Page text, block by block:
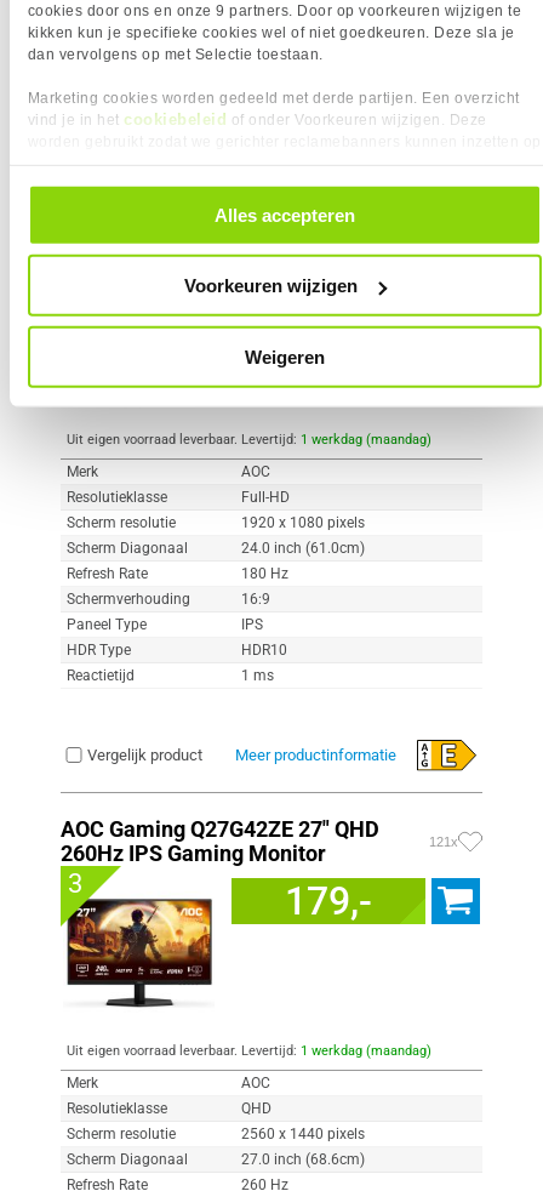
cookies door ons en onze 9 partners. Door op voorkeuren wijzigen te
kikken kun je specifieke cookies wel of niet goedkeuren. Deze sla je
dan vervolgens op met Selectie toestaan.
Marketing cookies worden gedeeld met derde partijen. Een overzicht
vind je in het cookiebeleid of onder Voorkeuren wijzigen. Deze
alle cookies. Je kunt je gegeven toestemming altijd intrekken, dit doe je
door in de footer van onze website te klikken op ‘Cookievoorkeuren’
Alles accepteren
Voorkeuren wijzigen
Weigeren
Paneel Type
IPS
HDR Type
HDR10
Reactietijd
1 ms
AOC C24G42E 24" Full-HD 180Hz
IPS Gaming Monitor
109,-
Uit eigen voorraad leverbaar. Levertijd: 1 werkdag (maandag)
Merk
AOC
Resolutieklasse
Full-HD
Scherm resolutie
1920 x 1080 pixels
Scherm Diagonaal
24.0 inch (61.0cm)
Refresh Rate
180 Hz
Schermverhouding
16:9
Paneel Type
IPS
HDR Type
HDR10
Reactietijd
1 ms
Vergelijk product Meer productinformatie
AOC Gaming Q27G42ZE 27" QHD
260Hz IPS Gaming Monitor
121x
3 179,-
Uit eigen voorraad leverbaar. Levertijd: 1 werkdag (maandag)
Merk
AOC
Resolutieklasse
QHD
Scherm resolutie
2560 x 1440 pixels
Scherm Diagonaal
27.0 inch (68.6cm)
Refresh Rate
260 Hz